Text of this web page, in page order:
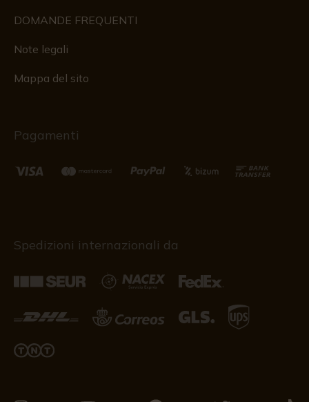
DOMANDE FREQUENTI
Note legali
Mappa del sito
Pagamenti
Spedizioni internazionali da